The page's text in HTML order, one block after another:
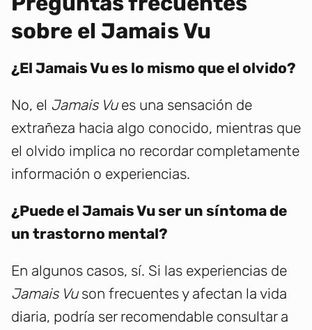
sobre el Jamais Vu
¿El Jamais Vu es lo mismo que el olvido?
No, el Jamais Vues una sensación de
extrañeza hacia algo conocido, mientras que
el olvido implica no recordar completamente
información o experiencias.
¿Puede el Jamais Vu ser un síntoma de
un trastorno mental?
En algunos casos, sí. Si las experiencias de
Jamais Vuson frecuentes y afectan la vida
diaria, podría ser recomendable consultar a